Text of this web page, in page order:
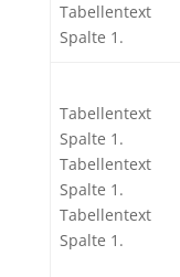
Tabellentext
Spalte 1.
Tabellentext
Spalte 1.
Tabellentext
Spalte 1.
Tabellentext
Spalte 1.